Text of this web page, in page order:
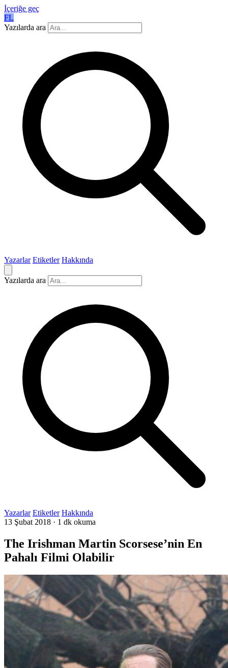
İçeriğe geç
FL
Yazılarda ara
Yazarlar Etiketler Hakkında
Yazılarda ara
Yazarlar Etiketler Hakkında
13 Şubat 2018 · 1 dk okuma
The Irishman Martin Scorsese’nin En
Pahalı Filmi Olabilir